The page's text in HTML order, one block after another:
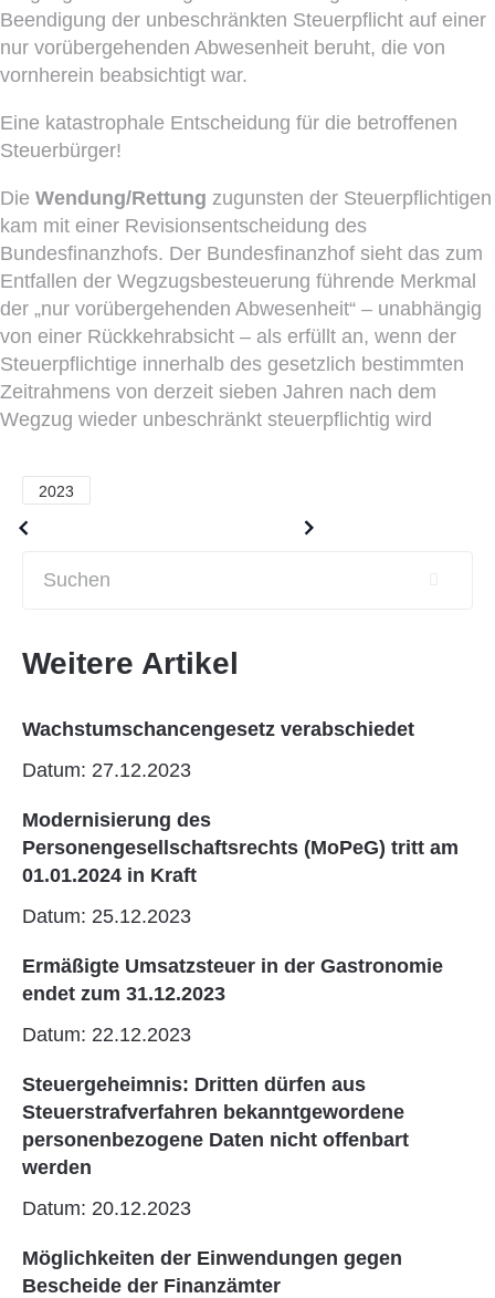
Beendigung der unbeschränkten Steuerpflicht auf einer
nur vorübergehenden Abwesenheit beruht, die von
vornherein beabsichtigt war.
Eine katastrophale Entscheidung für die betroffenen
Steuerbürger!
Die Wendung/Rettung zugunsten der Steuerpflichtigen
kam mit einer Revisionsentscheidung des
Bundesfinanzhofs. Der Bundesfinanzhof sieht das zum
Entfallen der Wegzugsbesteuerung führende Merkmal
der „nur vorübergehenden Abwesenheit“ – unabhängig
von einer Rückkehrabsicht – als erfüllt an, wenn der
Steuerpflichtige innerhalb des gesetzlich bestimmten
Zeitrahmens von derzeit sieben Jahren nach dem
Wegzug wieder unbeschränkt steuerpflichtig wird
2023
Weitere Artikel
Wachstumschancengesetz verabschiedet
Datum: 27.12.2023
Modernisierung des
Personengesellschaftsrechts (MoPeG) tritt am
01.01.2024 in Kraft
Datum: 25.12.2023
Ermäßigte Umsatzsteuer in der Gastronomie
endet zum 31.12.2023
Datum: 22.12.2023
Steuergeheimnis: Dritten dürfen aus
Steuerstrafverfahren bekanntgewordene
personenbezogene Daten nicht offenbart
werden
Datum: 20.12.2023
Möglichkeiten der Einwendungen gegen
Bescheide der Finanzämter